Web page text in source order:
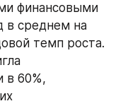
финансовыми
в среднем на
темп роста.
в 60%,